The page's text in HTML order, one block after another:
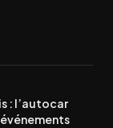
: l’autocar